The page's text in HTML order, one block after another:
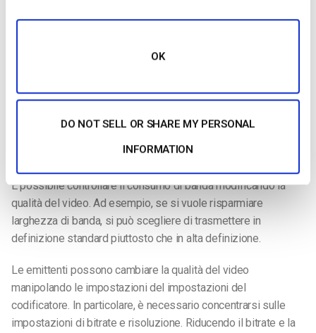
OK
DO NOT SELL OR SHARE MY PERSONAL
INFORMATION
È essenziale mettere in primo piano l’esperienza degli
L’ultima cosa che si vuole è che gli spettatori non siano
Impostazioni del codificatore per il controllo della qualità
È possibile controllare il consumo di banda modificando la
qualità del video. Ad esempio, se si vuole risparmiare
larghezza di banda, si può scegliere di trasmettere in
definizione standard piuttosto che in alta definizione.
Le emittenti possono cambiare la qualità del video
manipolando le impostazioni del impostazioni del
codificatore. In particolare, è necessario concentrarsi sulle
impostazioni di bitrate e risoluzione. Riducendo il bitrate e la